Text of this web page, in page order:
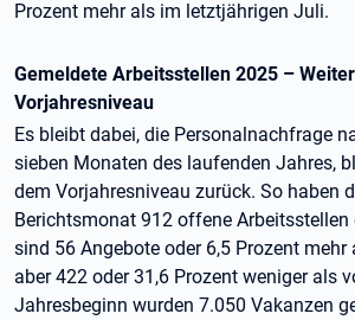
Prozent mehr als im letztjährigen Juli.
Gemeldete Arbeitsstellen 2025 –
Vorjahresniveau
Es bleibt dabei, die Personalnachfrage
sieben Monaten des laufenden Jahres,
dem Vorjahresniveau zurück. So haben
Berichtsmonat 912 offene Arbeitsstellen
sind 56 Angebote oder 6,5 Prozent
aber 422 oder 31,6 Prozent weniger als
Jahresbeginn wurden 7.050 Vakanzen